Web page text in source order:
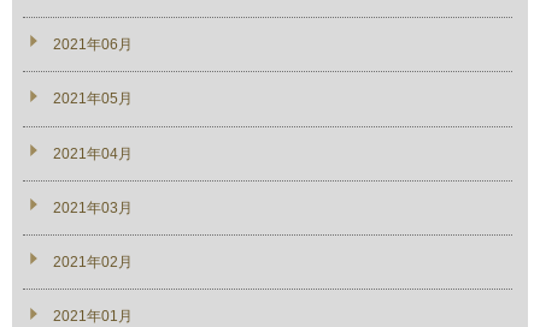
2021年06月
2021年05月
2021年04月
2021年03月
2021年02月
2021年01月